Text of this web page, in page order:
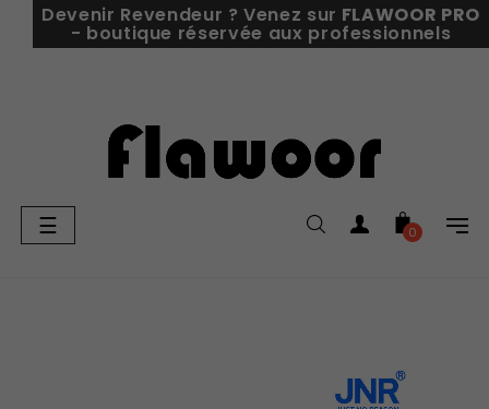
Devenir Revendeur ? Venez sur FLAWOOR PRO
- boutique réservée aux professionnels
Basculer
la
☰ 0